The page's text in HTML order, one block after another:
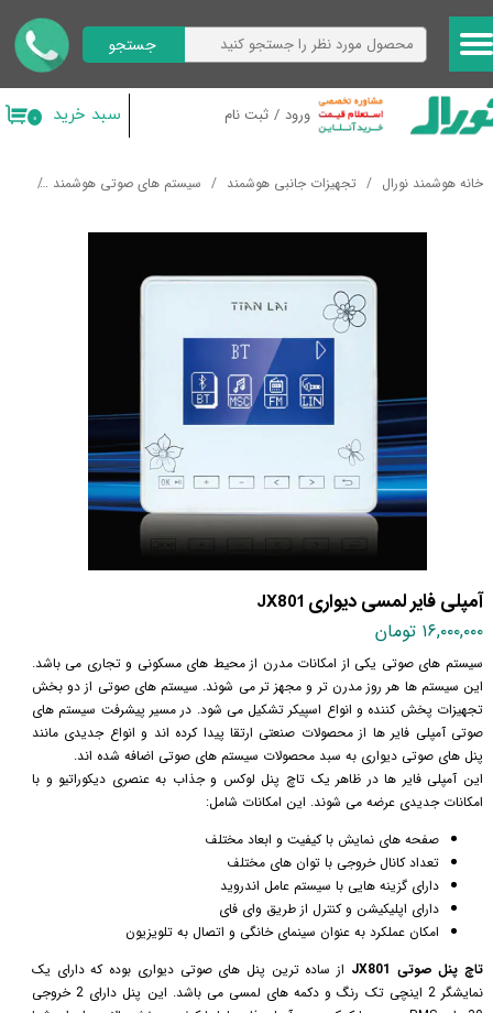
ورود / ثبت نام
حساب کاربری من
تغییر گذر واژه
خروج از حساب کاربری
جستجو
۰ سبد خرید
خانه هوشمند نورال تجهیزات جانبی هوشمند سیستم های صوتی هوشمند
آمپلی فایر لمسی دیواری JX801
۱۶,۰۰۰,۰۰۰ تومان
سیستم های صوتی یکی از امکانات مدرن از محیط های مسکونی و تجاری می باشد.
این سیستم ها هر روز مدرن تر و مجهز تر می شوند. سیستم های صوتی از دو بخش
تجهیزات پخش کننده و انواع اسپیکر تشکیل می شود. در مسیر پیشرفت سیستم های
صوتی آمپلی فایر ها از محصولات صنعتی ارتقا پیدا کرده اند و انواع جدیدی مانند
پنل های صوتی دیواری به سبد محصولات سیستم های صوتی اضافه شده اند.
این آمپلی فایر ها در ظاهر یک تاچ پنل لوکس و جذاب به عنصری دیکوراتیو و با
امکانات جدیدی عرضه می شوند. این امکانات شامل:
صفحه های نمایش با کیفیت و ابعاد مختلف
تعداد کانال خروجی با توان های مختلف
دارای گزینه هایی با سیستم عامل اندروید
دارای اپلیکیشن و کنترل از طریق وای فای
امکان عملکرد به عنوان سینمای خانگی و اتصال به تلویزیون
تاچ پنل صوتی JX801
از ساده ترین پنل های صوتی دیواری بوده که دارای یک
نمایشگر 2 اینچی تک رنگ و دکمه های لمسی می باشد. این پنل دارای 2 خروجی